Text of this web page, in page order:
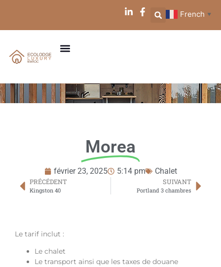
French ▼
Morea
février 23, 2025 5:14 pm Chalet
PRÉCÉDENT
Kingston 40
SUIVANT
Portland 3 chambres
Le tarif inclut :
Le chalet
Le transport ainsi que les taxes de douane